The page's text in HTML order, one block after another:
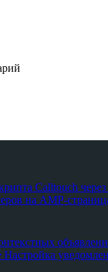
Calltouch
на AMP-
Настройка